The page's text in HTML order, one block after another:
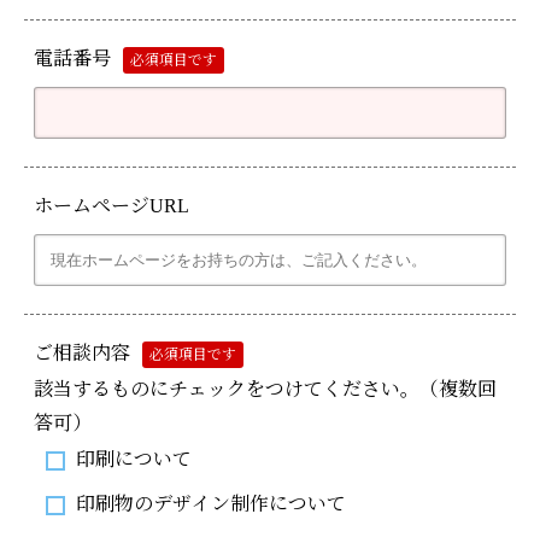
電話番号 必須項目です
ホームページURL
ご相談内容 必須項目です
該当するものにチェックをつけてください。（複数回
答可）
印刷について
印刷物のデザイン制作について